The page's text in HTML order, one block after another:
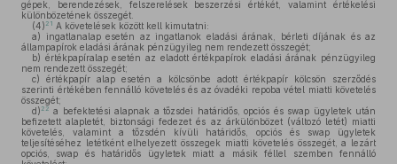
gépek, berendezések, felszerelések beszerzési értékét, valamint értékelési
különbözetének összegét.
(4) 21 A követelések között kell kimutatni:
a) ingatlanalap esetén az ingatlanok eladási árának, bérleti díjának és az
állampapírok eladási árának pénzügyileg nem rendezett összegét;
b) értékpapíralap esetén az eladott értékpapírok eladási árának pénzügyileg
nem rendezett összegét;
c) értékpapír alap esetén a kölcsönbe adott értékpapír kölcsön szerződés
szerinti értékében fennálló követelés és az óvadéki repoba vétel miatti követelés
összegét;
d) 22 a befektetési alapnak a tőzsdei határidős, opciós és swap ügyletek után
befizetett alapletét, biztonsági fedezet és az árkülönbözet (változó letét) miatti
követelés, valamint a tőzsdén kívüli határidős, opciós és swap ügyletek
teljesítéséhez letétként elhelyezett összegek miatti követelés összegét, a lezárt
opciós, swap és határidős ügyletek miatt a másik féllel szemben fennálló